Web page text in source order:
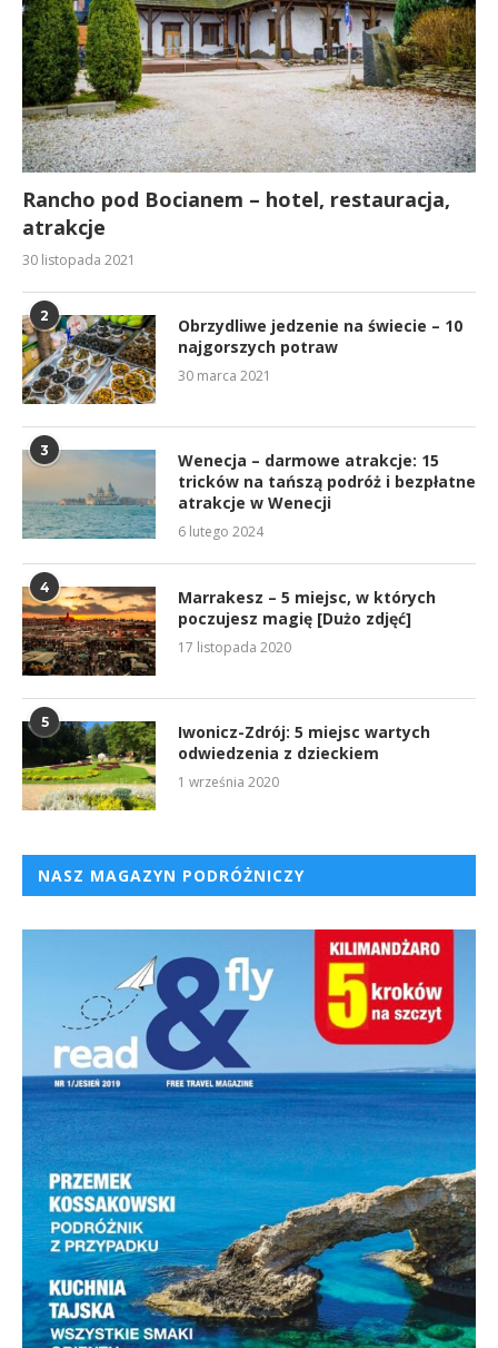
Rancho pod Bocianem – hotel, restauracja,
atrakcje
30 listopada 2021
2
Obrzydliwe jedzenie na świecie – 10
najgorszych potraw
30 marca 2021
3
Wenecja – darmowe atrakcje: 15
tricków na tańszą podróż i bezpłatne
atrakcje w Wenecji
6 lutego 2024
4
Marrakesz – 5 miejsc, w których
poczujesz magię [Dużo zdjęć]
17 listopada 2020
5
Iwonicz-Zdrój: 5 miejsc wartych
odwiedzenia z dzieckiem
1 września 2020
NASZ MAGAZYN PODRÓŻNICZY